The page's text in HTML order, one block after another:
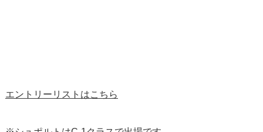
エントリーリストはこちら